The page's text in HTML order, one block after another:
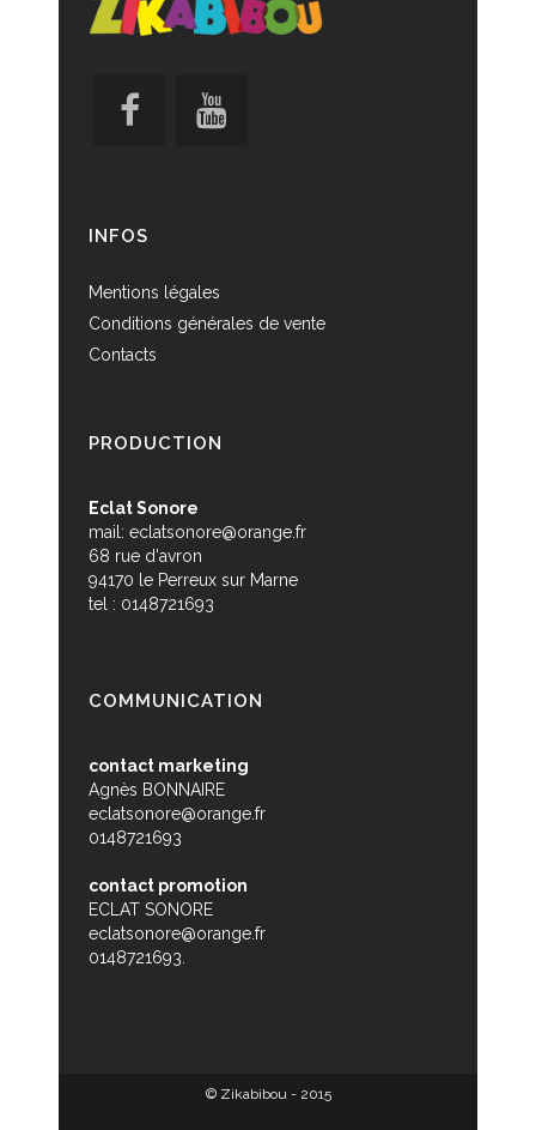
INFOS
Mentions légales
Conditions générales de vente
Contacts
PRODUCTION
Eclat Sonore
mail: eclatsonore@orange.fr
68 rue d'avron
94170 le Perreux sur Marne
tel : 0148721693
COMMUNICATION
contact marketing
Agnès BONNAIRE
eclatsonore@orange.fr
0148721693
contact promotion
ECLAT SONORE
eclatsonore@orange.fr
0148721693.
© Zikabibou - 2015